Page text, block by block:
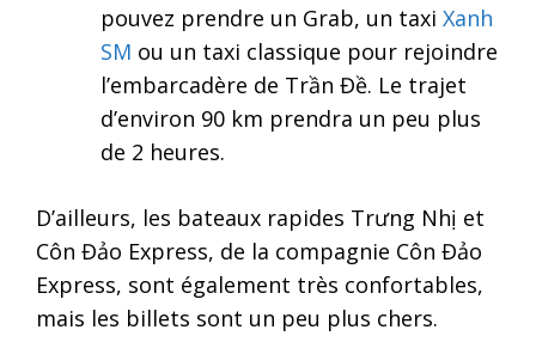
pouvez prendre un Grab, un taxi Xanh
SM ou un taxi classique pour rejoindre
l’embarcadère de Trần Đề. Le trajet
d’environ 90 km prendra un peu plus
de 2 heures.
D’ailleurs, les bateaux rapides Trưng Nhị et
Côn Đảo Express, de la compagnie Côn Đảo
Express, sont également très confortables,
mais les billets sont un peu plus chers.